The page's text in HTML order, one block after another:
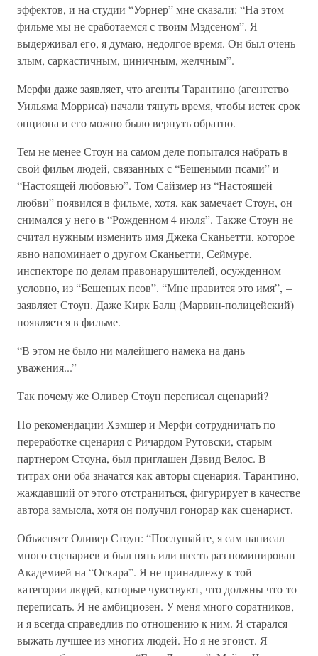
эффектов, и на студии “Уорнер” мне сказали: “На этом
фильме мы не сработаемся с твоим Мэдсеном”. Я
выдерживал его, я думаю, недолгое время. Он был очень
злым, саркастичным, циничным, желчным”.
Мерфи даже заявляет, что агенты Тарантино (агентство
Уильяма Морриса) начали тянуть время, чтобы истек срок
опциона и его можно было вернуть обратно.
Тем не менее Стоун на самом деле попытался набрать в
свой фильм людей, связанных с “Бешеными псами” и
“Настоящей любовью”. Том Сайзмер из “Настоящей
любви” появился в фильме, хотя, как замечает Стоун, он
снимался у него в “Рожденном 4 июля”. Также Стоун не
считал нужным изменить имя Джека Сканьетти, которое
явно напоминает о другом Сканьетти, Сеймуре,
инспекторе по делам правонарушителей, осужденном
условно, из “Бешеных псов”. “Мне нравится это имя”, –
заявляет Стоун. Даже Кирк Балц (Марвин-полицейский)
появляется в фильме.
“В этом не было ни малейшего намека на дань
уважения...”
Так почему же Оливер Стоун переписал сценарий?
По рекомендации Хэмшер и Мерфи сотрудничать по
переработке сценария с Ричардом Рутовски, старым
партнером Стоуна, был приглашен Дэвид Велос. В
титрах они оба значатся как авторы сценария. Тарантино,
жаждавший от этого отстраниться, фигурирует в качестве
автора замысла, хотя он получил гонорар как сценарист.
Объясняет Оливер Стоун: “Послушайте, я сам написал
много сценариев и был пять или шесть раз номинирован
Академией на “Оскара”. Я не принадлежу к той-
категории людей, которые чувствуют, что должны что-то
переписать. Я не амбициозен. У меня много соратников,
и я всегда справедлив по отношению к ним. Я старался
выжать лучшее из многих людей. Но я не эгоист. Я